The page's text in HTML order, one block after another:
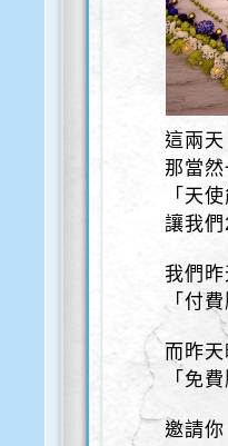
這兩
那當
「天
讓我
我們
「付
而昨
「免
邀請